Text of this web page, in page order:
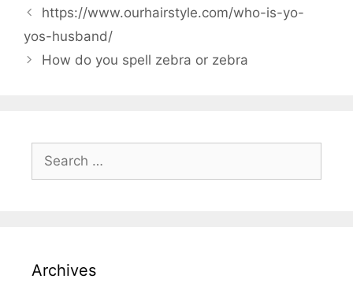
https://www.ourhairstyle.com/who-is-yo-
yos-husband/
How do you spell zebra or zebra
for:
Archives